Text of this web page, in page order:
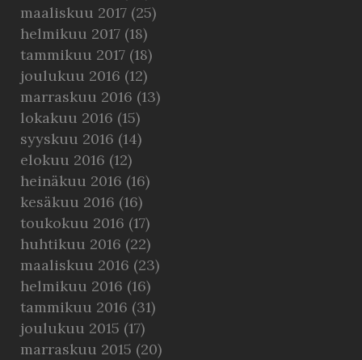
maaliskuu 2017 (25)
helmikuu 2017 (18)
tammikuu 2017 (18)
joulukuu 2016 (12)
marraskuu 2016 (13)
lokakuu 2016 (15)
syyskuu 2016 (14)
elokuu 2016 (12)
heinäkuu 2016 (16)
kesäkuu 2016 (16)
toukokuu 2016 (17)
huhtikuu 2016 (22)
maaliskuu 2016 (23)
helmikuu 2016 (16)
tammikuu 2016 (31)
joulukuu 2015 (17)
marraskuu 2015 (20)